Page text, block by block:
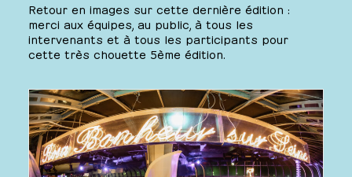
Retour en images sur cette dernière édition :
merci aux équipes, au public, à tous les
intervenants et à tous les participants pour
cette très chouette 5ème édition.